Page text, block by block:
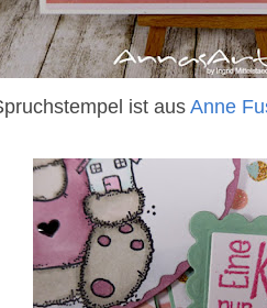
ist ausAnne